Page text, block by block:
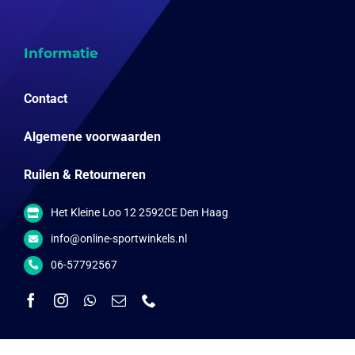
Informatie
Contact
Algemene voorwaarden
Ruilen & Retourneren
Het Kleine Loo 12 2592CE Den Haag
info@online-sportwinkels.nl
06-57792567